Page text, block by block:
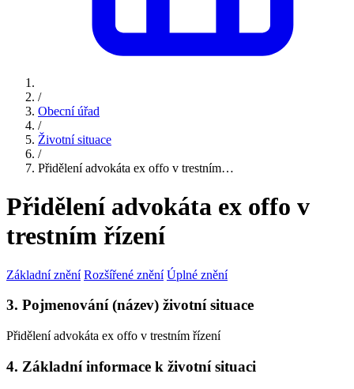
/
Obecní úřad
/
Životní situace
/
Přidělení advokáta ex offo v trestním…
Přidělení advokáta ex offo v
trestním řízení
Základní znění Rozšířené znění Úplné znění
3. Pojmenování (název) životní situace
Přidělení advokáta ex offo v trestním řízení
4. Základní informace k životní situaci